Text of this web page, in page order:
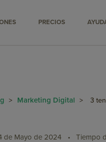
PRECIOS
> Marketing Digital > 3
de Mayo de 2024 • Tiempo